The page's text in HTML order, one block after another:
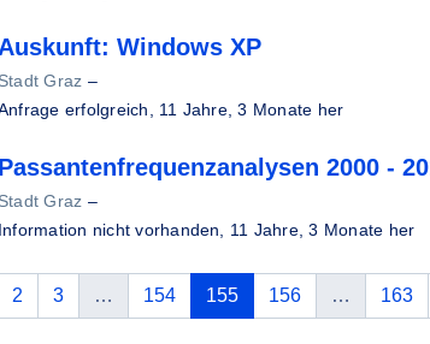
Auskunft: Windows XP
Stadt Graz –
erfolgreich, 11 Jahre, 3 Monate her
Passantenfrequenzanalysen 2000 -
Stadt Graz –
Information nicht vorhanden, 11 Jahre, 3 Monate her
2 3 … 154 155(aktuelle Seite)
156 … 163